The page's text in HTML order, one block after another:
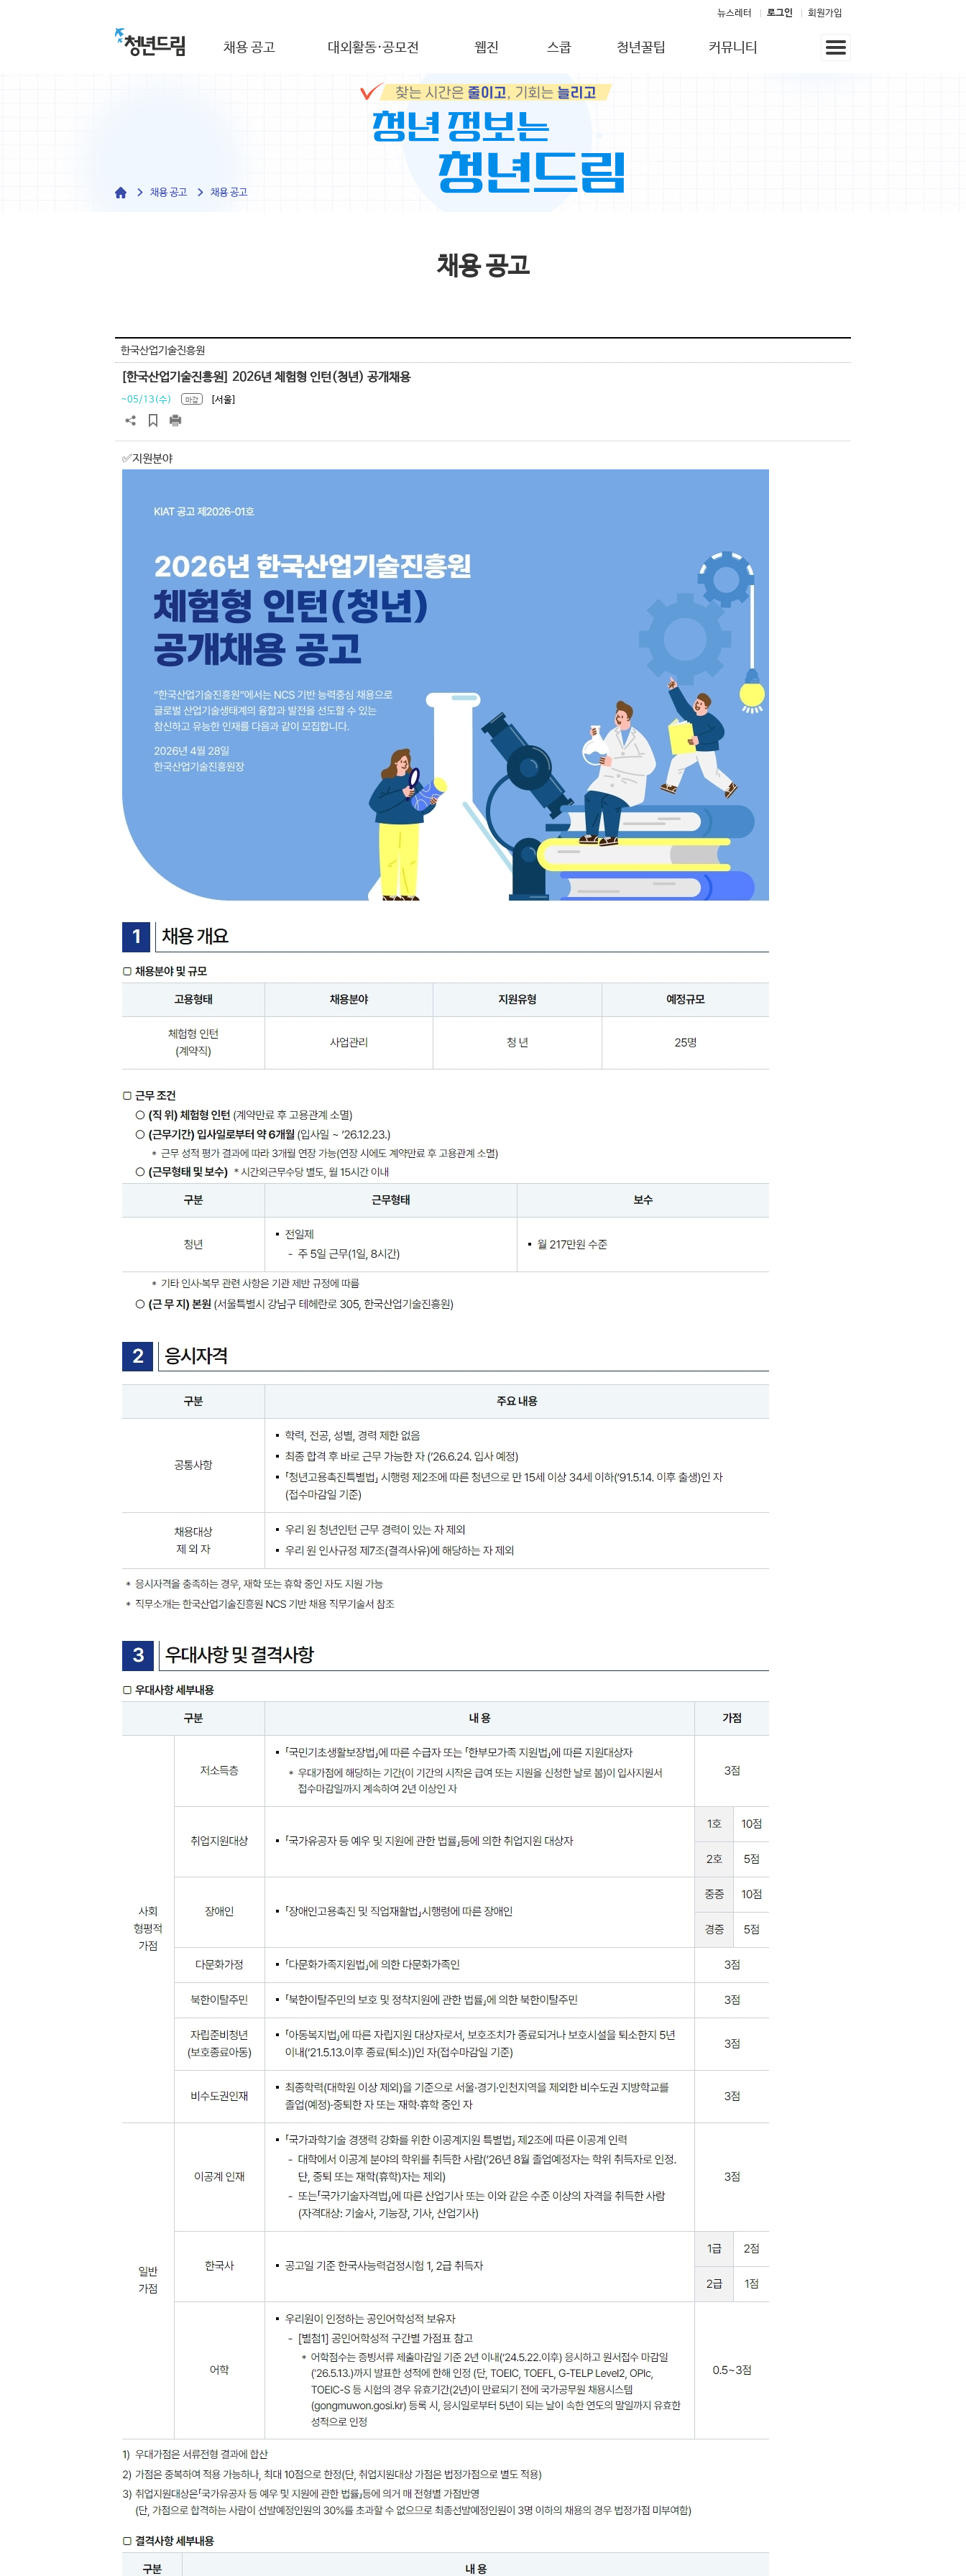
뉴스레터 로그인 회원가입
채용 공고 대외활동·공모전 웹진 스쿱 청년꿀팁 커뮤니티
채용 공고 채용 공고
채용 공고
한국산업기술진흥원
[한국산업기술진흥원] 2026년 체험형 인턴(청년) 공개채용
~05/13(수) 마감 [서울]
✅지원분야